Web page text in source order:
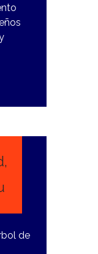
de